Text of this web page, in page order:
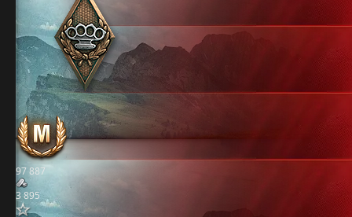
97 887
3 895